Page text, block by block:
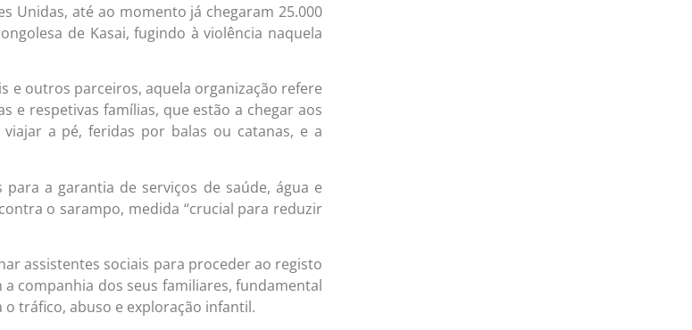
Unidas, até ao momento já chegaram 25.000
de Kasai, fugindo à violência naquela
e outros parceiros, aquela organização refere
e respetivas famílias, que estão a chegar aos
a pé, feridas por balas ou catanas, e a
a garantia de serviços de saúde, água e
o sarampo, medida “crucial para reduzir
assistentes sociais para proceder ao registo
companhia dos seus familiares, fundamental
tráfico, abuso e exploração infantil.